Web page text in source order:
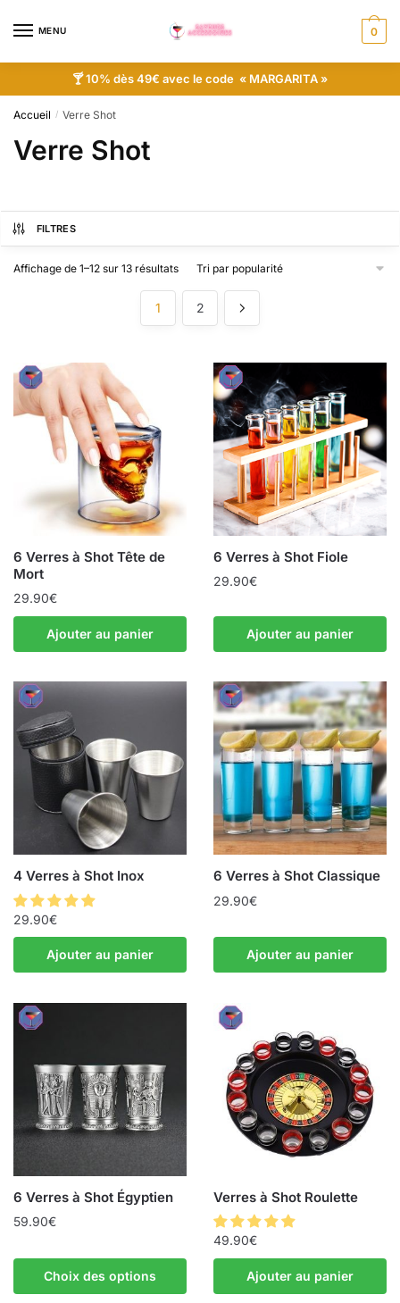
MENU 0
🍸 10% dès 49€ avec le code « MARGARITA »
Accueil / Verre Shot
Verre Shot
FILTRES
Affichage de 1–12 sur 13 résultats
1 2
6 Verres à Shot Tête de
Mort
29.90€
Ajouter au panier
6 Verres à Shot Fiole
29.90€
Ajouter au panier
4 Verres à Shot Inox
29.90€
Ajouter au panier
6 Verres à Shot Classique
29.90€
Ajouter au panier
6 Verres à Shot Égyptien
59.90€
Choix des options
Verres à Shot Roulette
49.90€
Ajouter au panier